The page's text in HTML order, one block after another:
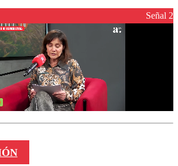
Señal 2